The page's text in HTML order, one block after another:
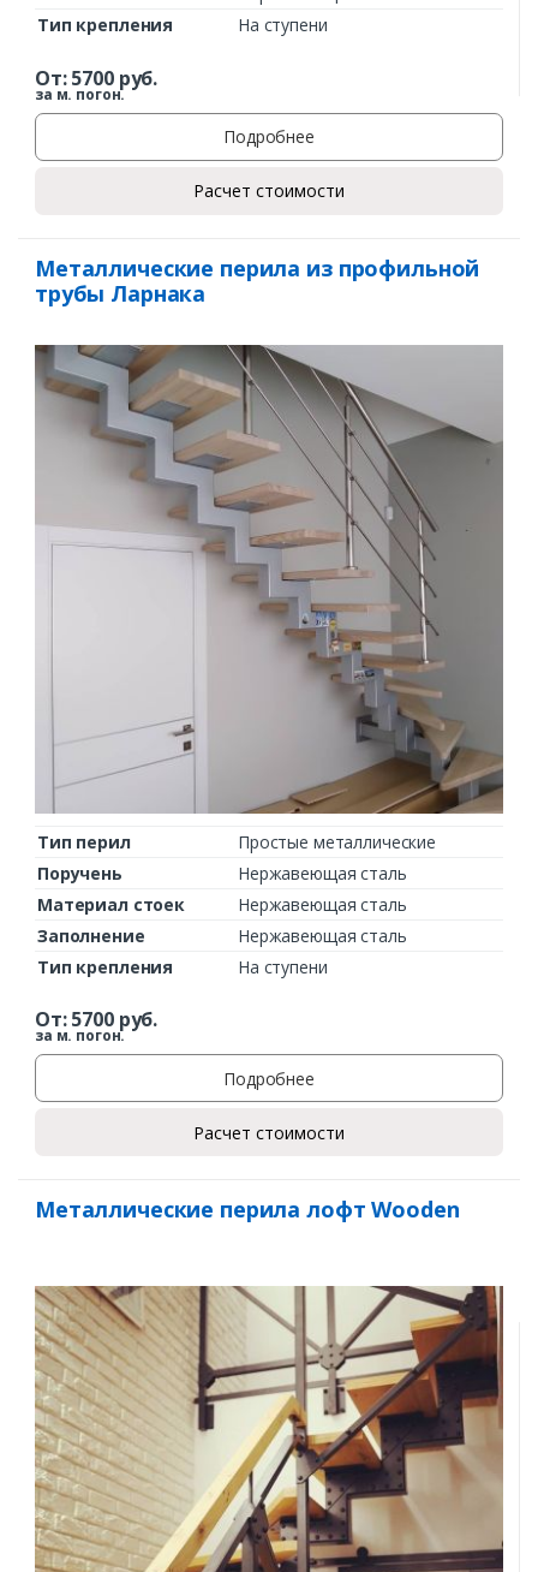
Тип крепления
На ступени
От:5700руб.
за м. погон.
Подробнее
Расчет стоимости
Металлические перила из профильной
трубы Ларнака
Тип перил
Простые металлические
Поручень
Нержавеющая сталь
Материал стоек
Нержавеющая сталь
Заполнение
Нержавеющая сталь
Тип крепления
На ступени
От:5700руб.
за м. погон.
Подробнее
Расчет стоимости
Металлические перила лофт Wooden